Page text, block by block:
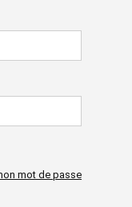
mot de passe